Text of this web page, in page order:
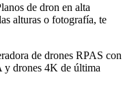
de dron en alta
alturas o fotografía, te
de drones RPAS con
y drones 4K de última